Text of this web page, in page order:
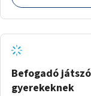
Befogadó
gyerekeknek